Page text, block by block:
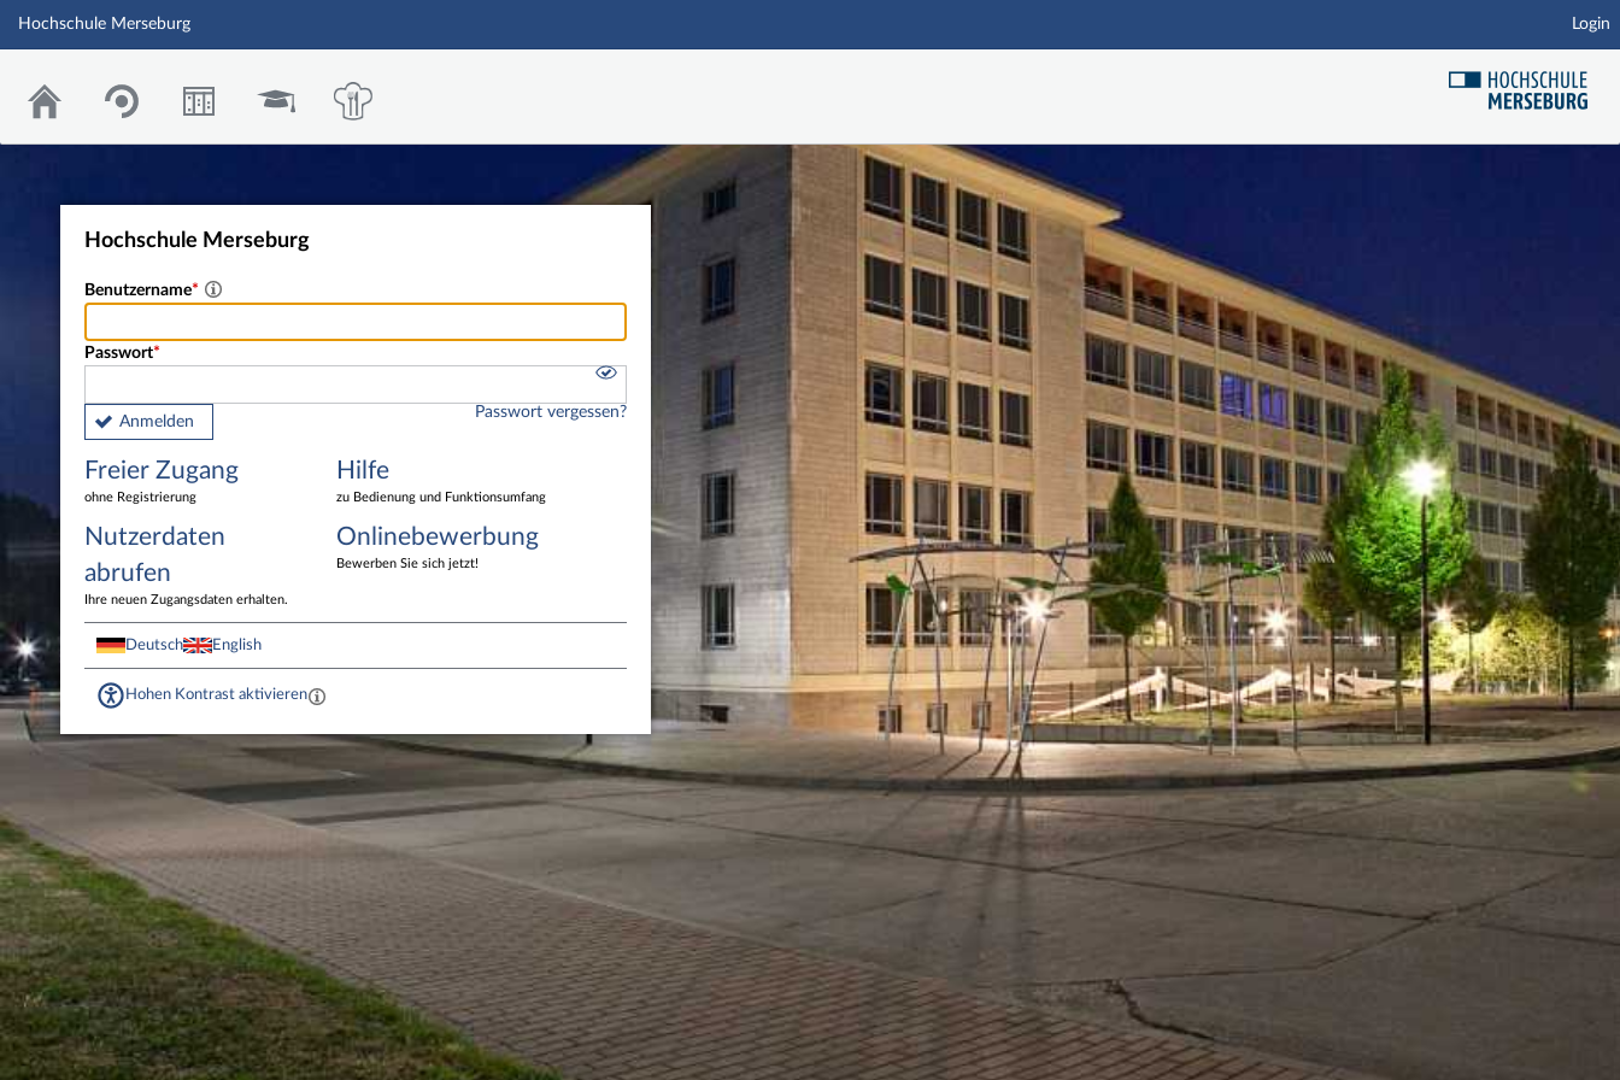
Hauptnavigation
Fußzeile
Hochschule Merseburg Login
Hochschule Merseburg
Benutzername
Passwort
Anmelden
Passwort vergessen?
Freier Zugang
ohne Registrierung
Hilfe
zu Bedienung und Funktionsumfang
Nutzerdaten
abrufen
Ihre neuen Zugangsdaten erhalten.
Onlinebewerbung
Bewerben Sie sich jetzt!
Deutsch English
Hohen Kontrast aktivieren